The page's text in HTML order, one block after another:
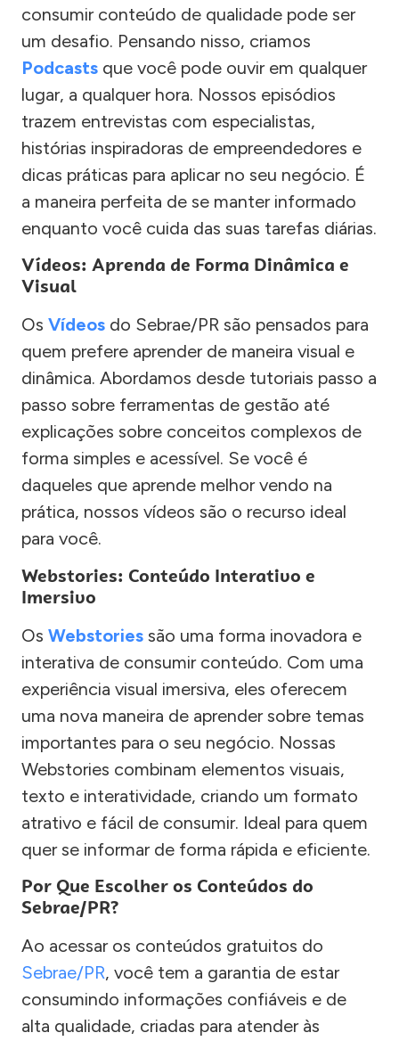
consumir conteúdo de qualidade pode ser
um desafio. Pensando nisso, criamos
Podcasts que você pode ouvir em qualquer
lugar, a qualquer hora. Nossos episódios
trazem entrevistas com especialistas,
histórias inspiradoras de empreendedores e
dicas práticas para aplicar no seu negócio. É
a maneira perfeita de se manter informado
enquanto você cuida das suas tarefas diárias.
Vídeos: Aprenda de Forma Dinâmica e
Visual
Os Vídeos do Sebrae/PR são pensados para
quem prefere aprender de maneira visual e
dinâmica. Abordamos desde tutoriais passo a
passo sobre ferramentas de gestão até
explicações sobre conceitos complexos de
forma simples e acessível. Se você é
daqueles que aprende melhor vendo na
prática, nossos vídeos são o recurso ideal
para você.
Webstories: Conteúdo Interativo e
Imersivo
Os Webstories são uma forma inovadora e
interativa de consumir conteúdo. Com uma
experiência visual imersiva, eles oferecem
uma nova maneira de aprender sobre temas
importantes para o seu negócio. Nossas
Webstories combinam elementos visuais,
texto e interatividade, criando um formato
atrativo e fácil de consumir. Ideal para quem
quer se informar de forma rápida e eficiente.
Por Que Escolher os Conteúdos do
Sebrae/PR?
Ao acessar os conteúdos gratuitos do
Sebrae/PR, você tem a garantia de estar
consumindo informações confiáveis e de
alta qualidade, criadas para atender às